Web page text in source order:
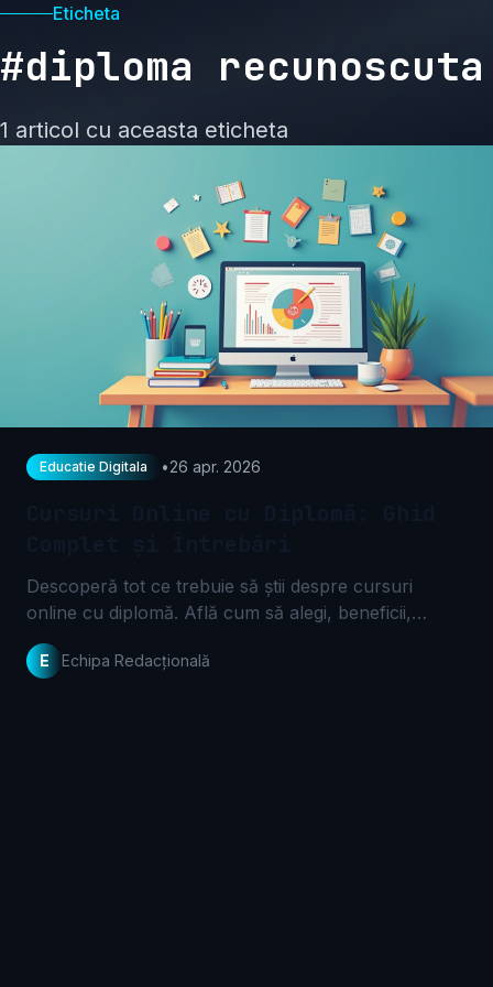
Eticheta
#diploma recunoscuta
1 articol cu aceasta eticheta
Educatie Digitala •26 apr. 2026
Descoperă tot ce trebuie să știi despre cursuri
online cu diplomă. Află cum să alegi, beneficii,
recunoaștere și întrebări frecvente pentru a-ți
dezvolta
E Echipa Redacțională